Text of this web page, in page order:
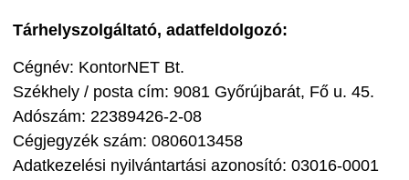
Tárhelyszolgáltató, adatfeldolgozó:
Cégnév: KontorNET Bt.
Székhely / posta cím: 9081 Győrújbarát, Fő u. 45.
Adószám: 22389426-2-08
Cégjegyzék szám: 0806013458
Adatkezelési nyilvántartási azonosító: 03016-0001